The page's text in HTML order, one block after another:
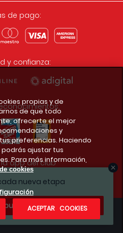
nueva etapa
de pago:
y confianza:
app del club
propias y de
de que todo
ofrecerte el mejor
y
preferencias. Haciendo
podrás ajustar tus
Para más información,
cookies
ACEPTAR COOKIES